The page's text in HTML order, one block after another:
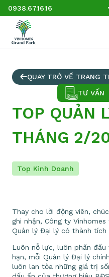
0938.67.16.16
QUAY TRỞ VỀ TRANG
TOP QUẢN
THÁNG 2/
Top Kinh Doanh
Thay cho lời động viên,
ghi nhận, Công ty
Quản lý Đại lý có thành
Luôn nỗ lực, luôn phấn đấu
hạn, mỗi Quản lý Đại lý
luôn lan tỏa những giá trị
TƯ VẤN